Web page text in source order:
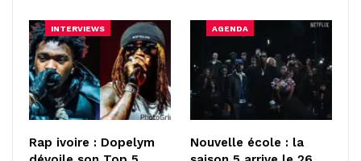
INTERVIEWS
Rap ivoire : Dopelym
AGENDA
Nouvelle école : la